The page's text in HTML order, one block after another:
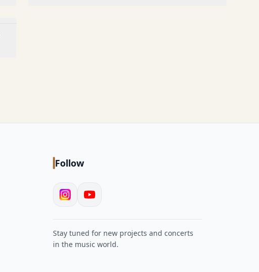
Follow
Stay tuned for new projects and concerts
in the music world.